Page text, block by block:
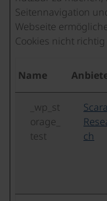
Seitennavigation
Webseite
Cookies nicht
Name
_wp_st
orage_
test
ch